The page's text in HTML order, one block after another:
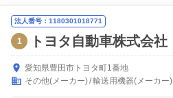
法人番号：1180301018771
1 トヨタ自動車株式会社
愛知県豊田市トヨタ町1番地
その他(メーカー) 輸送用機器(メーカー)